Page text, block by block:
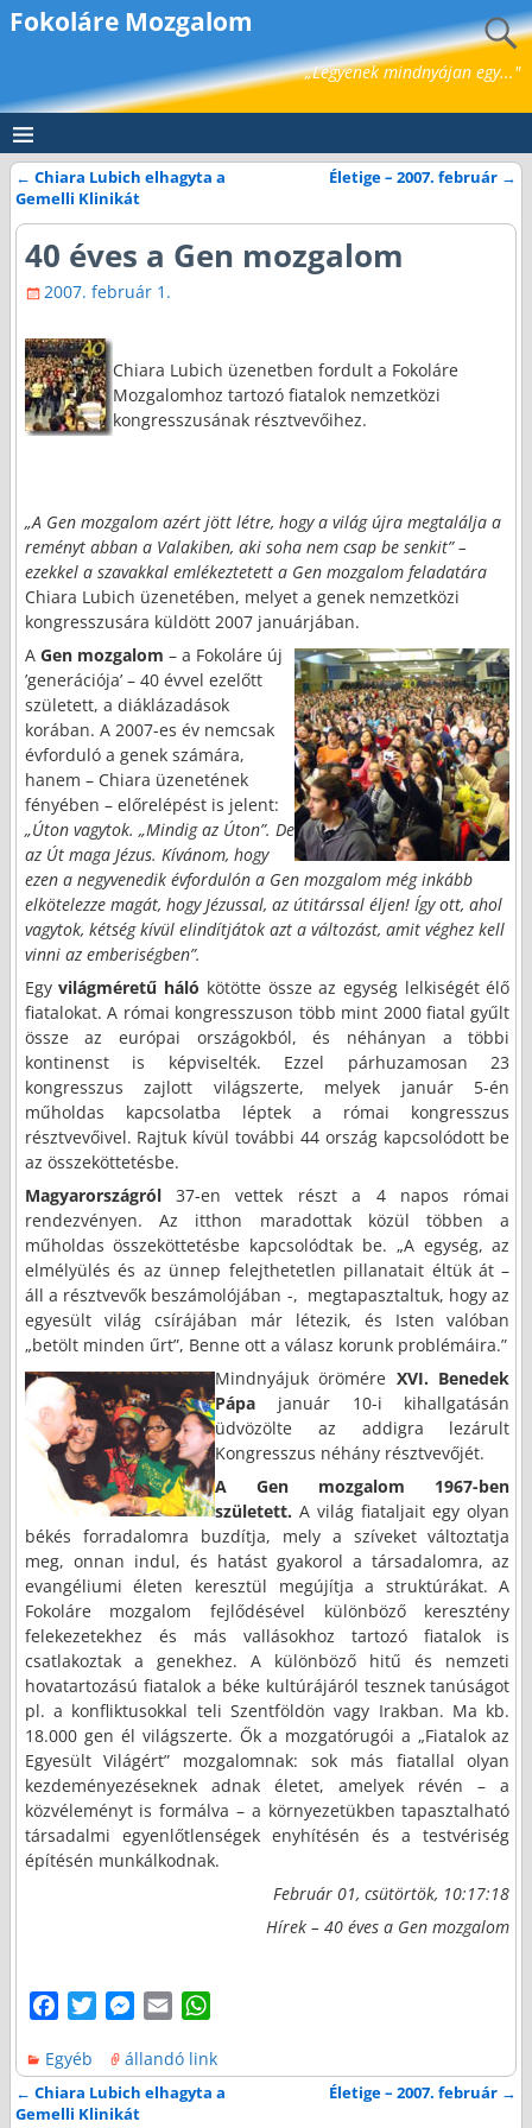
Fokoláre Mozgalom
„Legyenek mindnyájan egy..."
Bejegyzés navigáció
← Chiara Lubich elhagyta a
Gemelli Klinikát
Életige – 2007. február →
40 éves a Gen mozgalom
2007. február 1.
Chiara Lubich üzenetben fordult a Fokoláre
Mozgalomhoz tartozó fiatalok nemzetközi
kongresszusának résztvevőihez.
„A Gen mozgalom azért jött létre, hogy a világ újra megtalálja a
reményt abban a Valakiben, aki soha nem csap be senkit” –
ezekkel a szavakkal emlékeztetett a Gen mozgalom feladatára
Chiara Lubich üzenetében, melyet a genek nemzetközi
kongresszusára küldött 2007 januárjában.
A Gen mozgalom – a Fokoláre új
’generációja’ – 40 évvel ezelőtt
született, a diáklázadások
korában. A 2007-es év nemcsak
évforduló a genek számára,
hanem – Chiara üzenetének
fényében – előrelépést is jelent:
„Úton vagytok. „Mindig az Úton”. De
az Út maga Jézus. Kívánom, hogy
ezen a negyvenedik évfordulón a Gen mozgalom még inkább
elkötelezze magát, hogy Jézussal, az útitárssal éljen! Így ott, ahol
vagytok, kétség kívül elindítjátok azt a változást, amit véghez kell
vinni az emberiségben”.
Egyvilágméretű háló kötötte össze az egység lelkiségét élő
fiatalokat. A római kongresszuson több mint 2000 fiatal gyűlt
össze az európai országokból, és néhányan a többi
kontinenst is képviselték. Ezzel párhuzamosan 23
kongresszus zajlott világszerte, melyek január 5-én
műholdas kapcsolatba léptek a római kongresszus
résztvevőivel. Rajtuk kívül további 44 ország kapcsolódott be
az összeköttetésbe.
Magyarországról37-en vettek részt a 4 napos római
rendezvényen. Az itthon maradottak közül többen a
műholdas összeköttetésbe kapcsolódtak be. „A egység, az
elmélyülés és az ünnep felejthetetlen pillanatait éltük át –
áll a résztvevők beszámolójában -, megtapasztaltuk, hogy az
egyesült világ csírájában már létezik, és Isten valóban
„betölt minden űrt”, Benne ott a válasz korunk problémáira.”
Mindnyájuk örömére XVI. Benedek
Pápajanuár 10-i kihallgatásán
üdvözölte az addigra lezárult
Kongresszus néhány résztvevőjét.
A Gen mozgalom 1967-ben
született. A világ fiataljait egy olyan
békés forradalomra buzdítja, mely a szíveket változtatja
meg, onnan indul, és hatást gyakorol a társadalomra, az
evangéliumi életen keresztül megújítja a struktúrákat. A
Fokoláre mozgalom fejlődésével különböző keresztény
felekezetekhez és más vallásokhoz tartozó fiatalok is
csatlakoztak a genekhez. A különböző hitű és nemzeti
hovatartozású fiatalok a béke kultúrájáról tesznek tanúságot
pl. a konfliktusokkal teli Szentföldön vagy Irakban. Ma kb.
18.000 gen él világszerte. Ők a mozgatórugói a „Fiatalok az
Egyesült Világért” mozgalomnak: sok más fiatallal olyan
kezdeményezéseknek adnak életet, amelyek révén – a
közvéleményt is formálva – a környezetükben tapasztalható
társadalmi egyenlőtlenségek enyhítésén és a testvériség
építésén munkálkodnak.
Február 01, csütörtök, 10:17:18
Hírek – 40 éves a Gen mozgalom
c
e
b
t
t
M
s
s
e
a
i
a
t
Egyéb állandó link
Bejegyzés navigáció
← Chiara Lubich elhagyta a
Gemelli Klinikát
Életige – 2007. február →